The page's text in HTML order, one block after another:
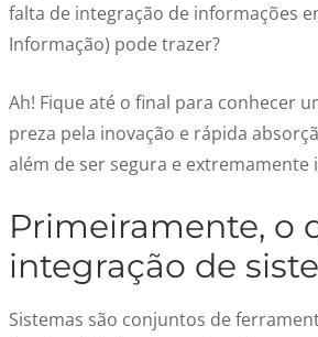
falta de integração de informações
Informação) pode trazer?
Ah! Fique até o final para conhecer
preza pela inovação e rápida
além de ser segura e extremamente
Primeiramente, o
integração de
Sistemas são conjuntos de